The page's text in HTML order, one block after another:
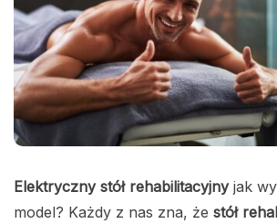
Elektryczny stół rehabilitacyjnyjak
model? Każdy z nas zna, że stół